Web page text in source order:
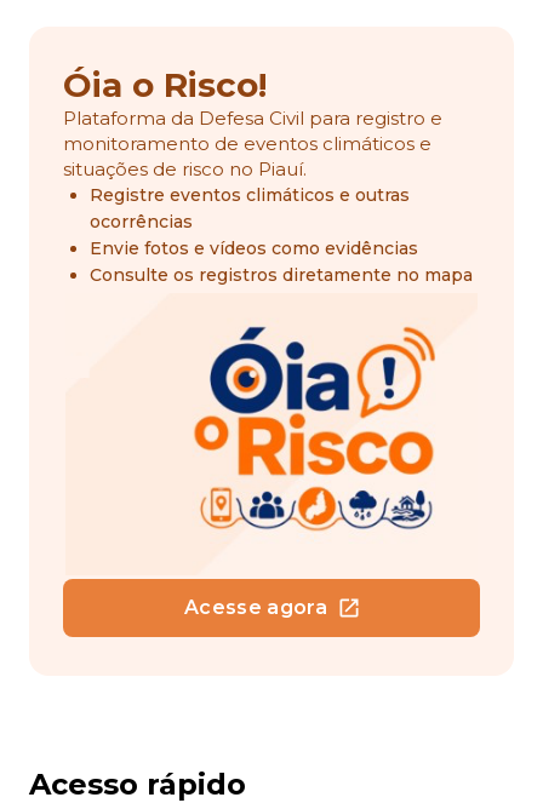
Óia o Risco!
Plataforma da Defesa Civil para registro e
monitoramento de eventos climáticos e
situações de risco no Piauí.
Registre eventos climáticos e outras
ocorrências
Envie fotos e vídeos como evidências
Consulte os registros diretamente no mapa
Acesse agora
Acesso rápido